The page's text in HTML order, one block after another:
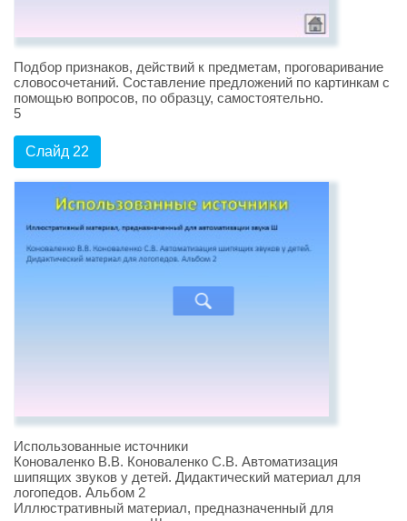
Подбор признаков, действий к предметам, проговаривание
словосочетаний. Cоставление предложений по картинкам с
помощью вопросов, по образцу, самостоятельно.
5
Слайд 22
Использованные источники
Коноваленко В.В. Коноваленко С.В. Автоматизация
шипящих звуков у детей. Дидактический материал для
логопедов. Альбом 2
Иллюстративный материал, предназначенный для